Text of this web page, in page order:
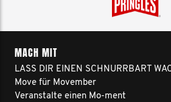
MACH MIT
LASS DIR EINEN SCHNURRBART
Move für Movember
Veranstalte einen Mo-ment